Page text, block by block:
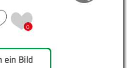
0
ein Bild